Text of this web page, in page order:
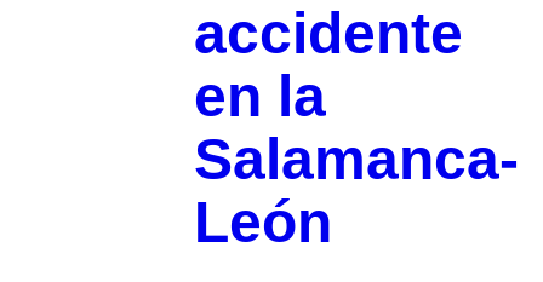
accidente
en la
Salamanca-
León